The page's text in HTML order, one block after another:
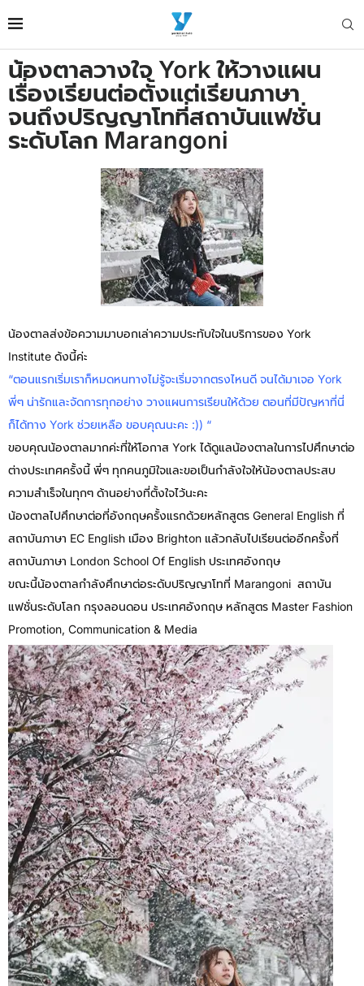
น้องตาลวางใจ York ให้วางแผน
เรื่องเรียนต่อตั้งแต่เรียนภาษา
จนถึงปริญญาโทที่สถาบันแฟชั่น
ระดับโลก Marangoni
น้องตาลส่งข้อความมาบอกเล่าความประทับใจในบริการของ York
Institute ด้งนี้ค่ะ
“ตอนแรกเริ่มเราก็หมดหนทางไม่รู้จะเริ่มจากตรงไหนดี จนได้มาเจอ York
พี่ๆ น่ารักและจัดการทุกอย่าง วางแผนการเรียนให้ด้วย ตอนที่มีปัญหาที่นี่
ก็ได้ทาง York ช่วยเหลือ ขอบคุณนะคะ :)) “
ขอบคุณน้องตาลมากค่ะที่ให้โอกาส York ได้ดูแลน้องตาลในการไปศึกษาต่อ
ต่างประเทศครั้งนี้ พี่ๆ ทุกคนภูมิใจและขอเป็นกำลังใจให้น้องตาลประสบ
ความสำเร็จในทุกๆ ด้านอย่างที่ตั้งใจไว้นะคะ
น้องตาลไปศึกษาต่อที่อังกฤษครั้งแรกด้วยหลักสูตร General English ที่
สถาบันภาษา EC English เมือง Brighton แล้วกลับไปเรียนต่ออีกครั้งที่
สถาบันภาษา London School Of English ประเทศอังกฤษ
ขณะนี้น้องตาลกำลังศึกษาต่อระดับปริญญาโทที่ Marangoni สถาบัน
แฟชั่นระดับโลก กรุงลอนดอน ประเทศอังกฤษ หลักสูตร Master Fashion
Promotion, Communication & Media